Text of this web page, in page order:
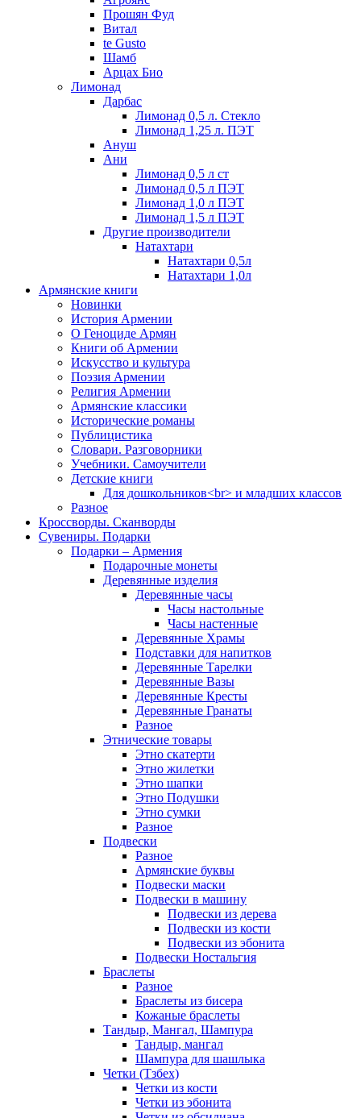
Прошян Фуд
Витал
te Gusto
Шамб
Арцах Био
Лимонад
Дарбас
Лимонад 0,5 л. Стекло
Лимонад 1,25 л. ПЭТ
Ануш
Ани
Лимонад 0,5 л ст
Лимонад 0,5 л ПЭТ
Лимонад 1,0 л ПЭТ
Лимонад 1,5 л ПЭТ
Другие производители
Натахтари
Натахтари 0,5л
Натахтари 1,0л
Армянские книги
Новинки
История Армении
О Геноциде Армян
Книги об Армении
Иcкусство и культура
Поэзия Армении
Религия Армении
Армянские классики
Исторические романы
Публицистика
Словари. Разговорники
Учебники. Самоучители
Детские книги
Для дошкольников<br> и младших классов
Разное
Кроссворды. Сканворды
Сувениры. Подарки
Подарки – Армения
Подарочные монеты
Деревянные изделия
Деревянные часы
Часы настольные
Часы настенные
Деревянные Храмы
Подставки для напитков
Деревянные Тарелки
Деревянные Вазы
Деревянные Кресты
Деревянные Гранаты
Разное
Этнические товары
Этно скатерти
Этно жилетки
Этно шапки
Этно Подушки
Этно сумки
Разное
Подвески
Разное
Армянские буквы
Подвески маски
Подвески в машину
Подвески из дерева
Подвески из кости
Подвески из эбонита
Подвески Ностальгия
Браслеты
Разное
Браслеты из бисера
Кожаные браслеты
Тандыр, Мангал, Шампура
Тандыр, мангал
Шампура для шашлыка
Четки (Тзбех)
Четки из кости
Четки из эбонита